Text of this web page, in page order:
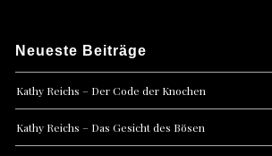
Neueste Beiträge
Kathy Reichs – Der Code der Knochen
Kathy Reichs – Das Gesicht des Bösen